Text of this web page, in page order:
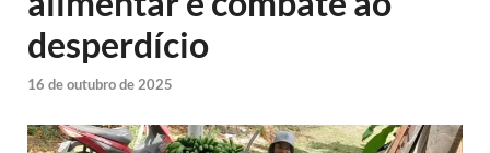
desperdício
16 de outubro de 2025